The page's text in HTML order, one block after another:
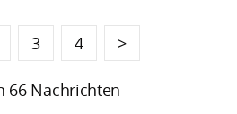
3 4 >
66 Nachrichten